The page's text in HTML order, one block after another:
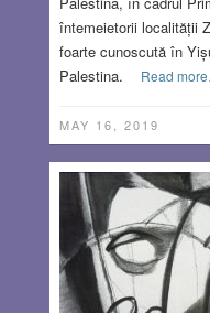
întemeietorii localității
foarte cunoscută în
Palestina.
Read
MAY 16, 2019